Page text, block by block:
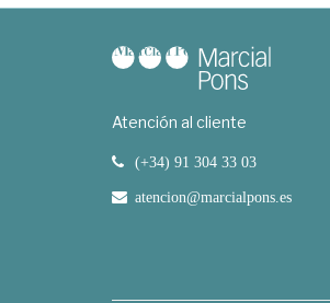
Atención al cliente
(+34) 91 304 33 03
atencion@marcialpons.es